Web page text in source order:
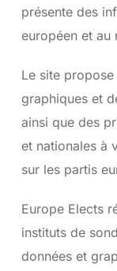
présente des
européen et au
Le site
graphiques et
ainsi que des
et nationales à
sur les partis
Europe Elects
instituts de
données et